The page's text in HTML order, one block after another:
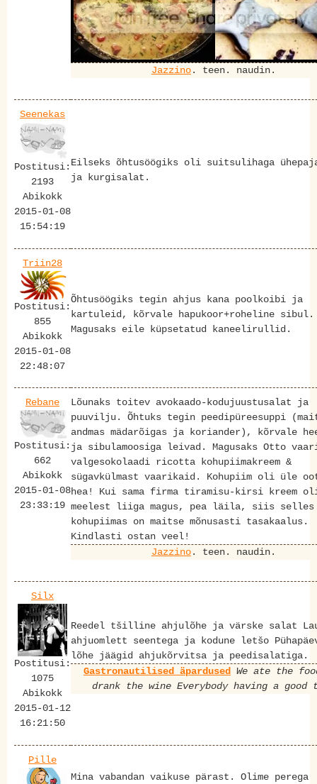
Jazzino. teen. naudin.
Seenekas
Postitusi:
2193
Abikokk
2015-01-08
15:54:19
Eilseks õhtusöögiks oli suitsulihaga
ja kurgisalat.
Triin28
Postitusi:
855
Abikokk
2015-01-08
22:48:07
Õhtusöögiks tegin ahjus kana poolkoibi ja
kartuleid, kõrvale hapukoor+roheline sibul.
Magusaks eile küpsetatud kaneelirullid.
Rebane
Postitusi:
662
Abikokk
2015-01-08
23:33:19
Lõunaks toitev avokaado-kodujuustusalat ja
puuvilju. Õhtuks tegin peedipüreesuppi
andmas mädarõigas ja koriander), kõrvale
ja sibulamoosiga leivad. Magusaks Otto
valgesokolaadi ricotta kohupiimakreem &
sügavkülmast vaarikaid. Kohupiim oli üle
hea! Kui sama firma tiramisu-kirsi kreem
meelest liiga magus, pea läila, siis selles
kohupiimas on maitse mõnusasti tasakaalus.
Kindlasti ostan veel!
Jazzino. teen. naudin.
Silx
Postitusi:
1075
Abikokk
2015-01-12
16:21:50
Reedel tšilline ahjulõhe ja värske salat
ahjuomlett seentega ja kodune letšo
lõhe jäägid ahjukõrvitsa ja peedisalatiga.
Gastronautilised äpardused We ate the
drank the wine Everybody having a good
Pille
Mina vabandan vaikuse pärast. Olime perega